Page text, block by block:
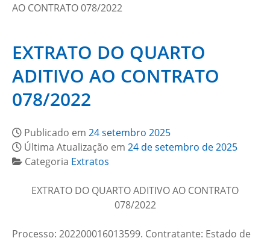
AO CONTRATO 078/2022
EXTRATO DO QUARTO
ADITIVO AO CONTRATO
078/2022
Publicado em 24 setembro 2025
Última Atualização em 24 de setembro de 2025
Categoria Extratos
EXTRATO DO QUARTO ADITIVO AO CONTRATO
078/2022
Processo: 202200016013599. Contratante: Estado de